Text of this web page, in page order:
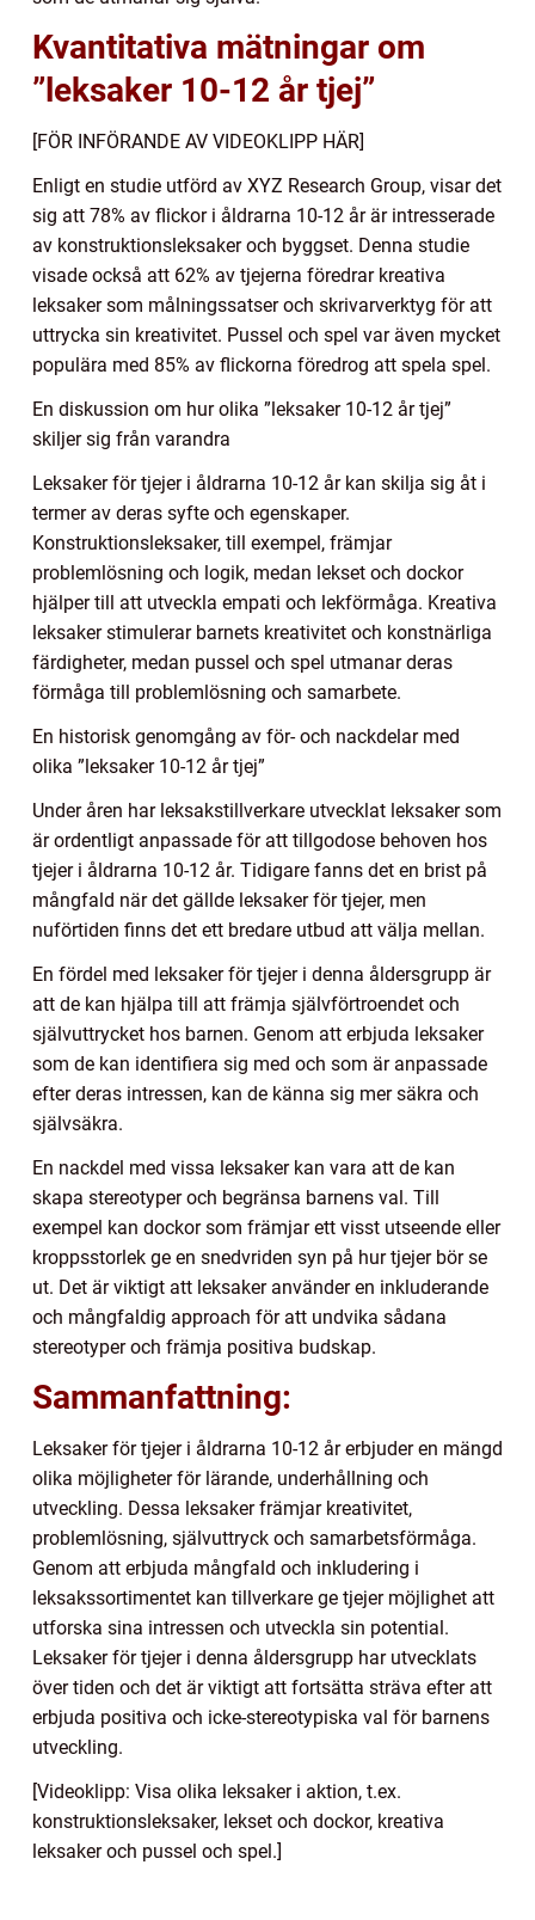
Kvantitativa mätningar om
”leksaker 10-12 år tjej”
[FÖR INFÖRANDE AV VIDEOKLIPP HÄR]
Enligt en studie utförd av XYZ Research Group, visar det
sig att 78% av flickor i åldrarna 10-12 år är intresserade
av konstruktionsleksaker och byggset. Denna studie
visade också att 62% av tjejerna föredrar kreativa
leksaker som målningssatser och skrivarverktyg för att
uttrycka sin kreativitet. Pussel och spel var även mycket
populära med 85% av flickorna föredrog att spela spel.
En diskussion om hur olika ”leksaker 10-12 år tjej”
skiljer sig från varandra
Leksaker för tjejer i åldrarna 10-12 år kan skilja sig åt i
termer av deras syfte och egenskaper.
Konstruktionsleksaker, till exempel, främjar
problemlösning och logik, medan lekset och dockor
hjälper till att utveckla empati och lekförmåga. Kreativa
leksaker stimulerar barnets kreativitet och konstnärliga
färdigheter, medan pussel och spel utmanar deras
förmåga till problemlösning och samarbete.
En historisk genomgång av för- och nackdelar med
olika ”leksaker 10-12 år tjej”
Under åren har leksakstillverkare utvecklat leksaker som
är ordentligt anpassade för att tillgodose behoven hos
tjejer i åldrarna 10-12 år. Tidigare fanns det en brist på
mångfald när det gällde leksaker för tjejer, men
nuförtiden finns det ett bredare utbud att välja mellan.
En fördel med leksaker för tjejer i denna åldersgrupp är
att de kan hjälpa till att främja självförtroendet och
självuttrycket hos barnen. Genom att erbjuda leksaker
som de kan identifiera sig med och som är anpassade
efter deras intressen, kan de känna sig mer säkra och
självsäkra.
En nackdel med vissa leksaker kan vara att de kan
skapa stereotyper och begränsa barnens val. Till
exempel kan dockor som främjar ett visst utseende eller
kroppsstorlek ge en snedvriden syn på hur tjejer bör se
ut. Det är viktigt att leksaker använder en inkluderande
och mångfaldig approach för att undvika sådana
stereotyper och främja positiva budskap.
Sammanfattning:
Leksaker för tjejer i åldrarna 10-12 år erbjuder en mängd
olika möjligheter för lärande, underhållning och
utveckling. Dessa leksaker främjar kreativitet,
problemlösning, självuttryck och samarbetsförmåga.
Genom att erbjuda mångfald och inkludering i
leksakssortimentet kan tillverkare ge tjejer möjlighet att
utforska sina intressen och utveckla sin potential.
Leksaker för tjejer i denna åldersgrupp har utvecklats
över tiden och det är viktigt att fortsätta sträva efter att
erbjuda positiva och icke-stereotypiska val för barnens
utveckling.
[Videoklipp: Visa olika leksaker i aktion, t.ex.
konstruktionsleksaker, lekset och dockor, kreativa
leksaker och pussel och spel.]